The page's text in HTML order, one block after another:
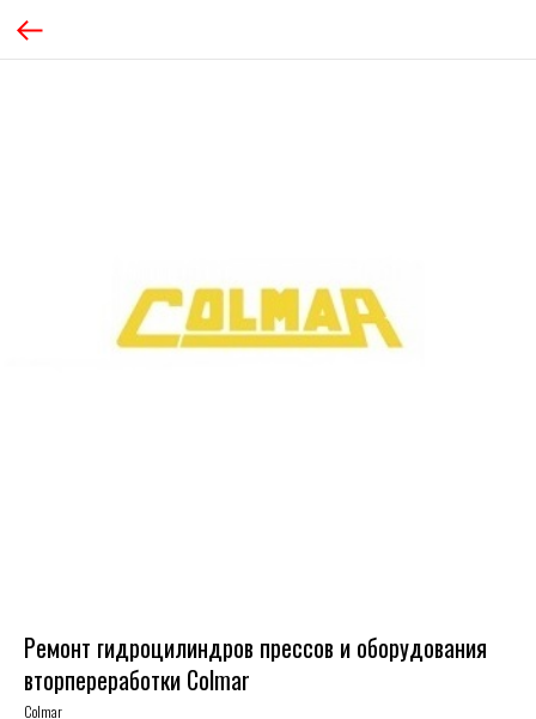
Ремонт гидроцилиндров прессов и оборудования
вторпереработки Colmar
Colmar